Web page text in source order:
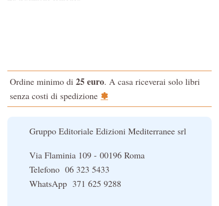
La Cabala
Il potere del serpente
Ordine minimo di 25 euro. A casa riceverai solo libri
senza costi di spedizione ✽
Gruppo Editoriale Edizioni Mediterranee srl
Via Flaminia 109 - 00196 Roma
Telefono 06 323 5433
WhatsApp 371 625 9288